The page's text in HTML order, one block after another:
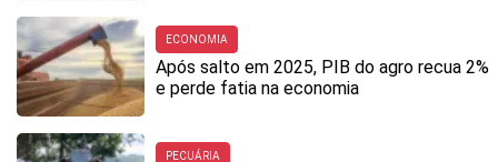
ECONOMIA
Após salto em 2025, PIB do agro recua 2%
e perde fatia na economia
PECUÁRIA